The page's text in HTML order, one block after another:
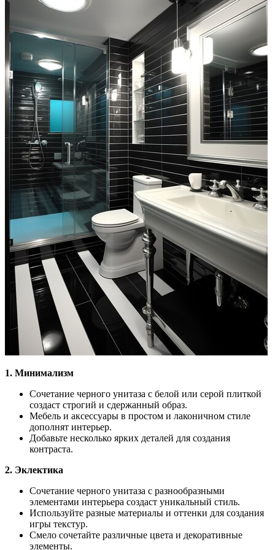
1. Минимализм
Сочетание черного унитаза с белой или серой плиткой
создаст строгий и сдержанный образ.
Мебель и аксессуары в простом и лаконичном стиле
дополнят интерьер.
Добавьте несколько ярких деталей для создания
контраста.
2. Эклектика
Сочетание черного унитаза с разнообразными
элементами интерьера создаст уникальный стиль.
Используйте разные материалы и оттенки для создания
игры текстур.
Смело сочетайте различные цвета и декоративные
элементы.